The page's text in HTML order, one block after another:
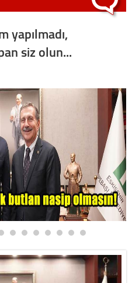
yapılmadı,
siz olun...